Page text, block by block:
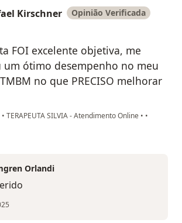
Kirschner Opinião Verificada
FOI excelente objetiva, me
ótimo desempenho no meu
no que PRECISO melhorar
• TERAPEUTA SILVIA - Atendimento Online • •
Maicon Rafael Kirschner
Orlandi